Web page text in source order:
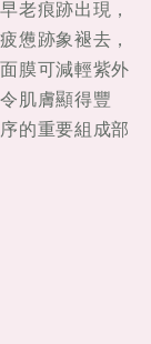
老痕跡出現，
憊跡象褪去，
膜可減輕紫外
肌膚顯得豐
的重要組成部